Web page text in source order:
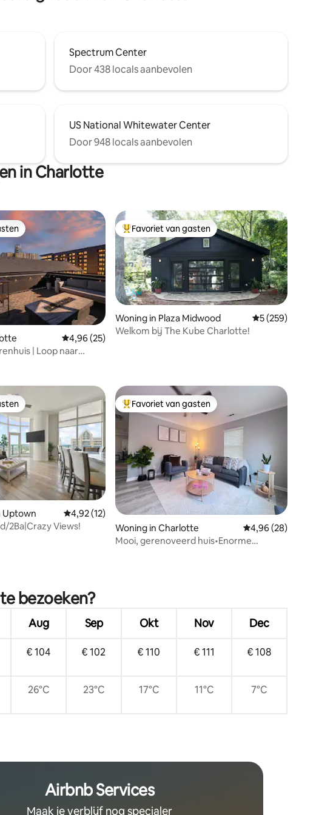
Spectrum Center
Door 438 locals aanbevolen
US National Whitewater Center
Door 948 locals aanbevolen
in Charlotte
op 5, 224 recensies
Gemiddelde beoordeling van 4,96 op 5, 25 recensies
4,96 (25)
| Loop naar
Topfavoriet van gasten
Favoriet van gasten
Woning in Plaza Midwood Gemiddelde
5 (259)
Welkom bij The Kube Charlotte!
5 op 5, 3 recensies
Uptown Gemiddelde beoordeling van 4,92 op 5, 12 recensies
4,92 (12)
2Ba|Crazy Views!
Topfavoriet van gasten
Favoriet van gasten
Woning in Charlotte Gemiddelde
4,96 (28)
Mooi, gerenoveerd huis•Enorme
bezoeken?
Aug Sep Okt Nov Dec
€ 104 € 102 € 110 € 111 € 108
26°C 23°C 17°C 11°C 7°C
Airbnb Services
Maak je verblijf nog specialer